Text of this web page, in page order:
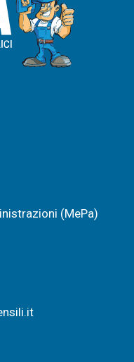
(MePa)